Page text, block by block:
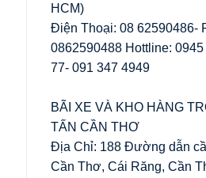
HCM)
Điện Thoại: 08 62590486-
0862590488 Hottline: 0945
77- 091 347 4949
BÃI XE VÀ KHO HÀNG
TẤN CẦN THƠ
Địa Chỉ: 188 Đường dẫn
Cần Thơ, Cái Răng, Cần